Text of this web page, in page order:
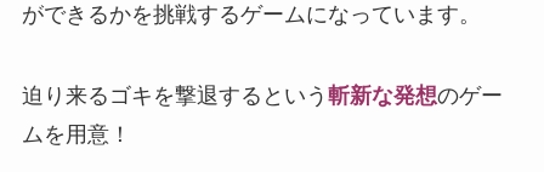
ができるかを挑戦するゲームになっています。
迫り来るゴキを撃退するという 斬新な発想のゲー
ムを用意！